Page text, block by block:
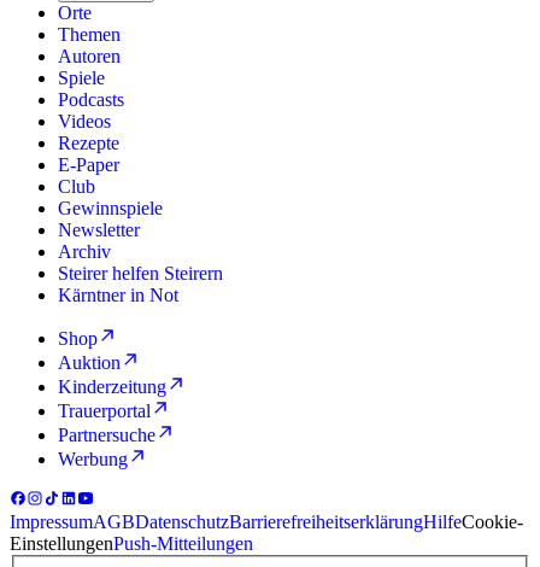
Orte
Themen
Autoren
Spiele
Podcasts
Videos
Rezepte
E-Paper
Club
Gewinnspiele
Newsletter
Archiv
Steirer helfen Steirern
Kärntner in Not
Shop
Auktion
Kinderzeitung
Trauerportal
Partnersuche
Werbung
ImpressumAGBDatenschutzBarrierefreiheitserklärungHilfeCookie-
EinstellungenPush-Mitteilungen